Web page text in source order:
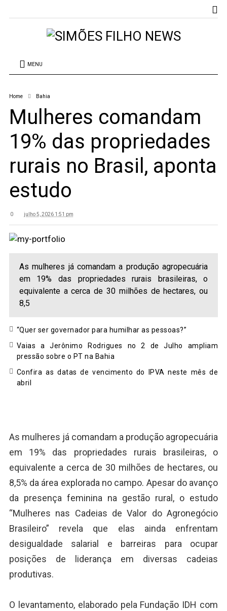
MENU
Home Bahia
Mulheres comandam
19% das propriedades
rurais no Brasil, aponta
estudo
0 julho 5, 2026 1:51 pm
As mulheres já comandam a produção agropecuária
em 19% das propriedades rurais brasileiras, o
equivalente a cerca de 30 milhões de hectares, ou
8,5
“Quer ser governador para humilhar as pessoas?”
Vaias a Jerônimo Rodrigues no 2 de Julho ampliam
pressão sobre o PT na Bahia
Confira as datas de vencimento do IPVA neste mês de
abril
As mulheres já comandam a produção agropecuária
em 19% das propriedades rurais brasileiras, o
equivalente a cerca de 30 milhões de hectares, ou
8,5% da área explorada no campo. Apesar do avanço
da presença feminina na gestão rural, o estudo
“Mulheres nas Cadeias de Valor do Agronegócio
Brasileiro” revela que elas ainda enfrentam
desigualdade salarial e barreiras para ocupar
posições de liderança em diversas cadeias
produtivas.
O levantamento, elaborado pela Fundação IDH com